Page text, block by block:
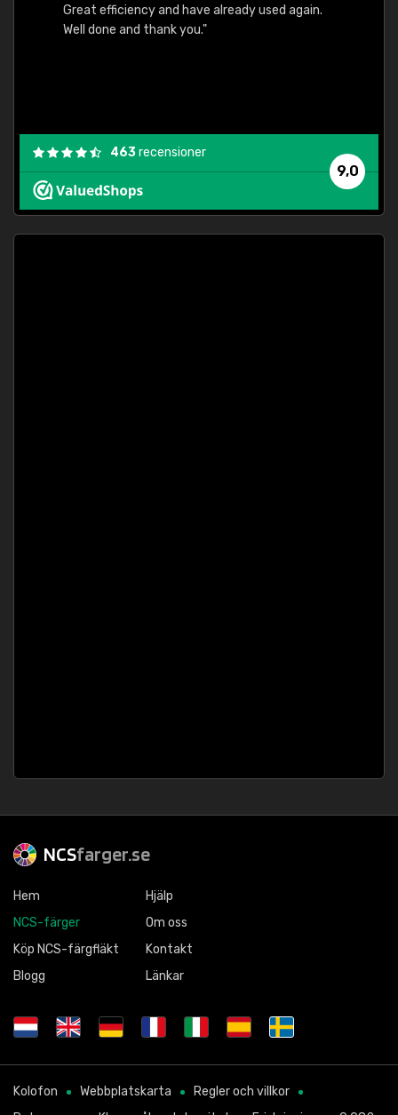
Great efficiency and have already used again.
Well done and thank you."
9,0
463recensioner
NCSfarger.se
Hem
NCS-färger
Köp NCS-färgfläkt
Blogg
Hjälp
Om oss
Kontakt
Länkar
Kolofon Webbplatskarta
Regler och villkor